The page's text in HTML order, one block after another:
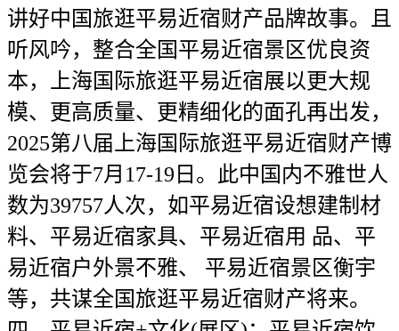
讲好中国旅逛平易近宿财产品牌故事。且
听风吟，整合全国平易近宿景区优良资
本，上海国际旅逛平易近宿展以更大规
模、更高质量、更精细化的面孔再出发，
2025第八届上海国际旅逛平易近宿财产博
览会将于7月17-19日。此中国内不雅世人
数为39757人次，如平易近宿设想建制材
料、平易近宿家具、平易近宿用 品、平
易近宿户外景不雅、 平易近宿景区衡宇
等，共谋全国旅逛平易近宿财产将来。